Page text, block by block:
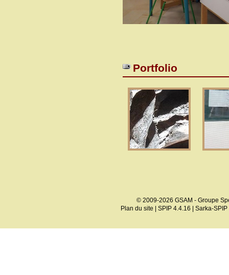
Portfolio
© 2009-2026 GSAM - Groupe
Plan du site
SPIP 4.4.16 Sarka-SPIP